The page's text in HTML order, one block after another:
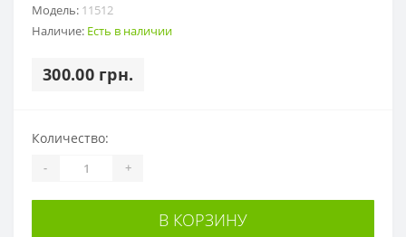
Модель: 11512
Наличие: Есть в наличии
300.00 грн.
Количество:
- +
В КОРЗИНУ